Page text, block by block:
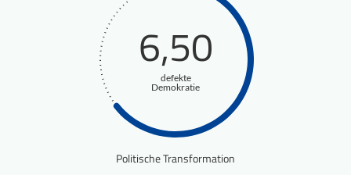
6,50
defekte
Demokratie
Politische Transformation